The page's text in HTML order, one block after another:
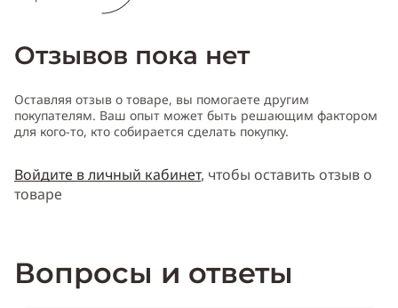
Отзывов пока нет
Оставляя отзыв о товаре, вы помогаете другим
покупателям. Ваш опыт может быть решающим фактором
для кого-то, кто собирается сделать покупку.
Войдите в личный кабинет, чтобы оставить отзыв о
товаре
Вопросы и ответы